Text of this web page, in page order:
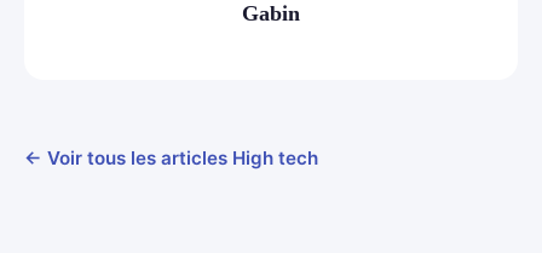
Gabin
← Voir tous les articles High tech